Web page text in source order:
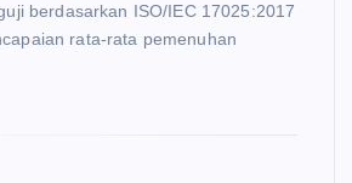
berdasarkan ISO/IEC 17025:2017
rata-rata pemenuhan